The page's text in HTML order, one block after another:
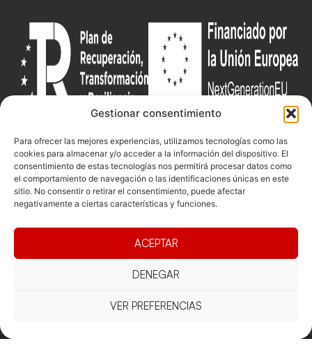
Gestionar consentimiento
Para ofrecer las mejores experiencias, utilizamos tecnologías como las
cookies para almacenar y/o acceder a la información del dispositivo. El
consentimiento de estas tecnologías nos permitirá procesar datos como
el comportamiento de navegación o las identificaciones únicas en este
sitio. No consentir o retirar el consentimiento, puede afectar
negativamente a ciertas características y funciones.
ACEPTAR
DENEGAR
VER PREFERENCIAS
Federació
Presidència
Junta
Competicions
Competiciones
Pista
Competiciones
Playa
Vólei neu
Documentacio
Funcionament
Transparència
Eleccions
Contacte
Carrer de les
Jonqueres,
16, 5ºC,